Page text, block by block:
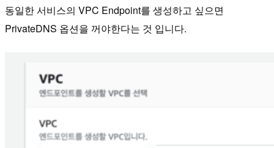
동일한 서비스의 VPC Endpoint를 생성하고 싶으면
PrivateDNS 옵션을 꺼야한다는 것 입니다.